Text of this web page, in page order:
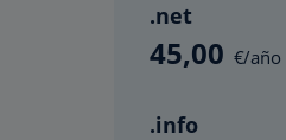
.net
45,00 €/año
.info